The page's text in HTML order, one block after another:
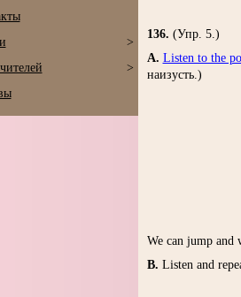
>
>
136. (Упр. 5.)
A. Listen to the
наизусть.)
We can jump and
B. Listen and